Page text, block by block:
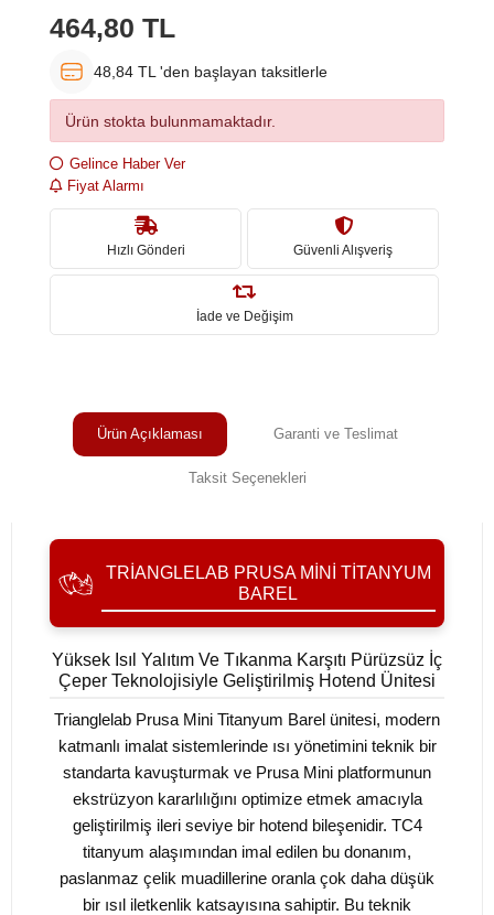
464,80 TL
48,84 TL 'den başlayan taksitlerle
Ürün stokta bulunmamaktadır.
Gelince Haber Ver
Fiyat Alarmı
Hızlı Gönderi Güvenli Alışveriş
İade ve Değişim
Ürün Açıklaması Garanti ve Teslimat
Taksit Seçenekleri
TRIANGLELAB PRUSA MINI TITANYUM
BAREL
Yüksek Isıl Yalıtım Ve Tıkanma Karşıtı Pürüzsüz İç
Çeper Teknolojisiyle Geliştirilmiş Hotend Ünitesi
Trianglelab Prusa Mini Titanyum Barel ünitesi, modern
katmanlı imalat sistemlerinde ısı yönetimini teknik bir
standarta kavuşturmak ve Prusa Mini platformunun
ekstrüzyon kararlılığını optimize etmek amacıyla
geliştirilmiş ileri seviye bir hotend bileşenidir. TC4
titanyum alaşımından imal edilen bu donanım,
paslanmaz çelik muadillerine oranla çok daha düşük
bir ısıl iletkenlik katsayısına sahiptir. Bu teknik